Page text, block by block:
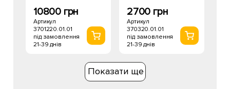
10800 грн
Артикул
3701220.01.01
під замовлення
21-39 днів
2700 грн
Артикул
370320.01.01
під замовлення
21-39 днів
Показати ще